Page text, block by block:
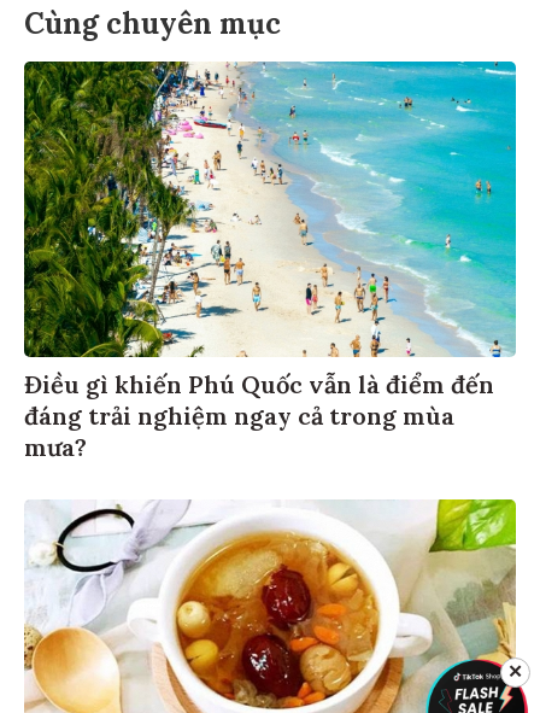
Cùng chuyên mục
Điều gì khiến Phú Quốc vẫn là điểm đến
đáng trải nghiệm ngay cả trong mùa
mưa?
✕